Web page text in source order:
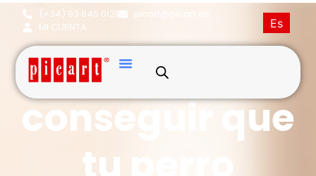
(+34) 93·845·0121
picart@picart.es
MI CUENTA
Es
¿Cómo
conseguir que
tu perro